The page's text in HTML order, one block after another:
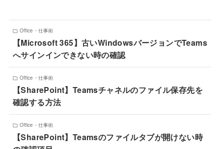
Office・仕事術
【Microsoft 365】古いWindowsバージョンでTeams
へサインインできない時の確認
Office・仕事術
【SharePoint】Teamsチャネルのファイル保存先を
確認する方法
Office・仕事術
【SharePoint】Teamsのファイルタブが開けない時